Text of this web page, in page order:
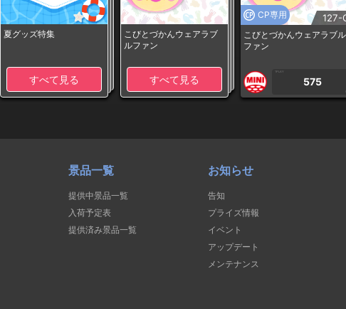
夏グッズ特集
すべて見る
こびとづかんウェアラブ
ルファン
すべて見る
CP専用 127-
こびとづかんウェアラブル
ファン
1PLAY
575
景品一覧
提供中景品一覧
入荷予定表
提供済み景品一覧
お知らせ
告知
プライズ情報
イベント
アップデート
メンテナンス